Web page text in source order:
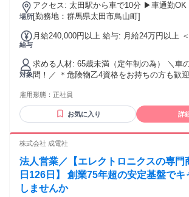
場所
アクセス: 太田駅から車で10分 ▶車通勤OK ▶無料駐車場完備
▶交通費支給（規定） 太田市内からはもちろん、 伊勢崎市、
[勤務地：群馬県太田市鳥山町]
給与
月給240,000円以上 給与: 月給24万円以上 ＜試用期間＞ 6ヶ月
対象
求める人材: 65歳未満（定年制の為） ＼車の知識・経験不
問！／ ＊危険物乙4資格をお持ちの方も歓
代の幅広い世代が活躍中 ＜こんな方歓迎＞ ●新しいことに挑
戦したい ●体を動かしたい ●スキルアップ
UPさせたい ＜活かせる経験＞ ○ガソリンスタンド、カーディ
製造など危険物を扱った経験がある方 ○接
ブランク歓迎 フリーター歓迎 中高年活躍中
雇用形態： 正社員
お気に入り 詳
株式会社 成電社
法人営業／【エレクトロニクスの専門
日126日】 創業75年超の安定基盤でキ
しませんか